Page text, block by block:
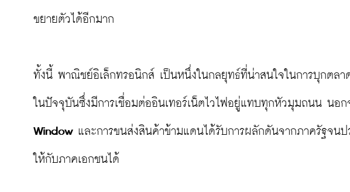
ขยายตัวได้อีกมาก
ทั้งนี้ พาณิชย์อิเล็กทรอนิกส์ เป็นหนึ่งในกลยุทธ์ที่น่าสนใจในการบุกตล
ในปัจจุบันซึ่งมีการเชื่อมต่ออินเทอร์เน็ตไวไฟอยู่แทบทุกหัวมุมถนน นอ
Window และการขนส่งสินค้าข้ามแดนได้รับการผลักดันจากภาครัฐจน
ให้กับภาคเอกชนได้